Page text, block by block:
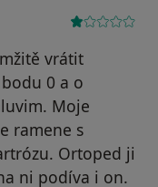
vrátit
0 a o
Moje
ramene s
Ortoped ji
ni podíva i on.